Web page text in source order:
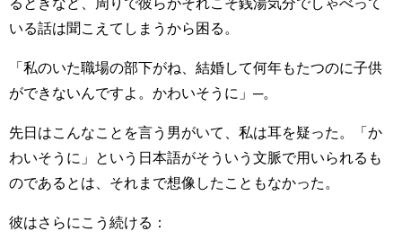
いる話は聞こえてしまうから困る。
「私のいた職場の部下がね、結婚して何年もたつのに子供
ができないんですよ。かわいそうに」─。
先日はこんなことを言う男がいて、私は耳を疑った。「か
わいそうに」という日本語がそういう文脈で用いられるも
のであるとは、それまで想像したこともなかった。
彼はさらにこう続ける：